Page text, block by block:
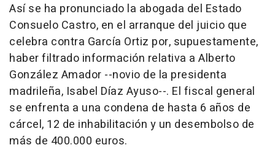
Así se ha pronunciado la abogada del Estado
Consuelo Castro, en el arranque del juicio que
celebra contra García Ortiz por, supuestamente,
haber filtrado información relativa a Alberto
González Amador --novio de la presidenta
madrileña, Isabel Díaz Ayuso--. El fiscal general
se enfrenta a una condena de hasta 6 años de
cárcel, 12 de inhabilitación y un desembolso de
más de 400.000 euros.